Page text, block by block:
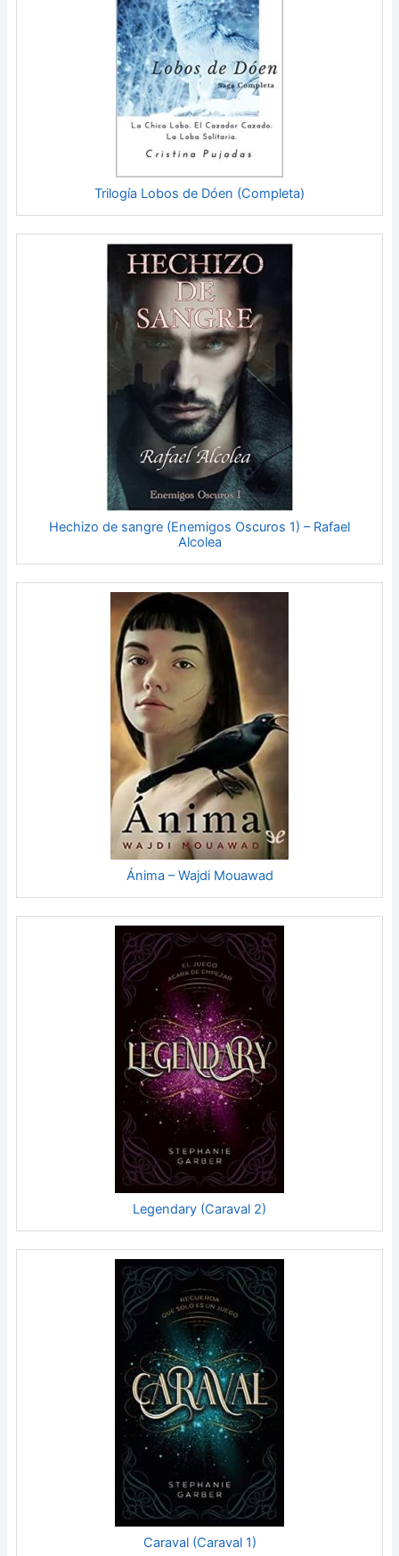
Trilogía Lobos de Dóen (Completa)
Hechizo de sangre (Enemigos Oscuros 1) – Rafael
Alcolea
Ánima – Wajdi Mouawad
Legendary (Caraval 2)
Caraval (Caraval 1)